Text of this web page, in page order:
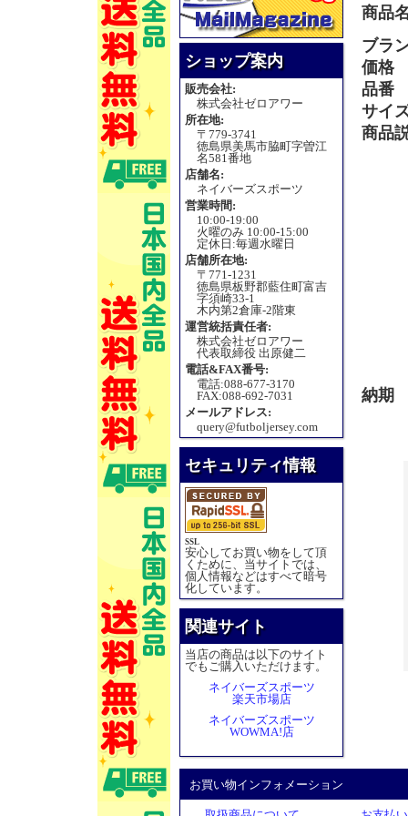
ショップ案内
販売会社:
株式会社ゼロアワー
所在地:
〒779-3741
徳島県美馬市脇町字曽江
名581番地
店舗名:
ネイバーズスポーツ
営業時間:
10:00-19:00
火曜のみ 10:00-15:00
定休日:毎週水曜日
店舗所在地:
〒771-1231
徳島県板野郡藍住町富吉
字須崎33-1
木内第2倉庫-2階東
運営統括責任者:
株式会社ゼロアワー
代表取締役 出原健二
電話&FAX番号:
電話:088-677-3170
FAX:088-692-7031
メールアドレス:
query@futboljersey.com
セキュリティ情報
SSL
安心してお買い物をして頂
くために、当サイトでは、
個人情報などはすべて暗号
化しています。
関連サイト
当店の商品は以下のサイト
でもご購入いただけます。
ネイバーズスポーツ
楽天市場店
ネイバーズスポーツ
WOWMA!店
商品
ブラ
価格
品番
サイ
商品
納期
お買い物インフォメーション